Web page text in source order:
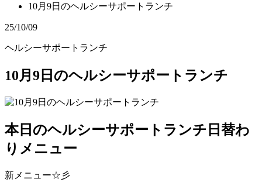
10月9日のヘルシーサポートランチ
25/10/09
ヘルシーサポートランチ
10月9日のヘルシーサポートランチ
本日のヘルシーサポートランチ日替わ
りメニュー
新メニュー☆彡